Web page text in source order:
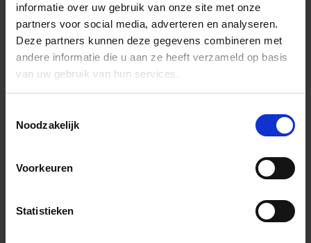
informatie over uw gebruik van onze site met onze
partners voor social media, adverteren en analyseren.
Deze partners kunnen deze gegevens combineren met
andere informatie die u aan ze heeft verzameld op basis
van uw gebruik van hun services.
Noodzakelijk
Voorkeuren
Statistieken